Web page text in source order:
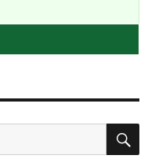
検